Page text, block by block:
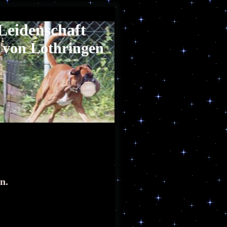
von Lothringen